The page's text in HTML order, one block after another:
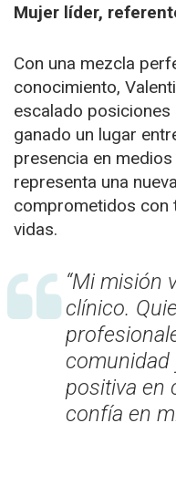
Mujer líder,
Con una mezcla
conocimiento,
escalado posiciones
ganado un lugar
presencia en
representa una
comprometidos
vidas.
“Mi misión
clínico.
comunidad
positiva en
confía en